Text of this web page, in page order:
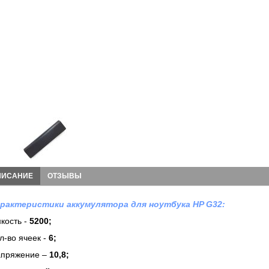
ОТЗЫВЫ
аккумулятора для ноутбука HP G32:
- 5200;
во ячеек - 6;
– 10,8;